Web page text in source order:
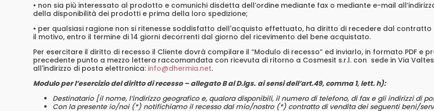
• non sia più interessato al prodotto e comunichi disdetta dell’ordine mediante fax o mediante e-mail
della disponibilità dei prodotti e prima della loro spedizione;
• per qualsiasi ragione non si ritenesse soddisfatto dell'acquisto effettuato, ha diritto di recedere dal
il motivo, entro il termine di 14 giorni decorrenti dal giorno del ricevimento del bene acquistato.
Per esercitare il diritto di recesso il Cliente dovrà compilare il “Modulo di recesso” ed inviarlo, in formato PDF e
precedente punto a mezzo lettera raccomandata con ricevuta di ritorno a Cosmesit s.r.l. con sede in Via
all'indirizzo di posta elettronica: info@dhermia.net.
Modulo per l’esercizio del diritto di recesso – allegato B al D.lgs. ai sensi dell’art.49, comma 1, lett. h):
Destinatario [il nome, l’indirizzo geografico e, qualora disponibili, il numero di telefono, di fax e gli indirizzi di
Con la presente io/noi (*) notifichiamo il recesso dal mio/nostro (*) contratto di vendita dei seguenti beni/